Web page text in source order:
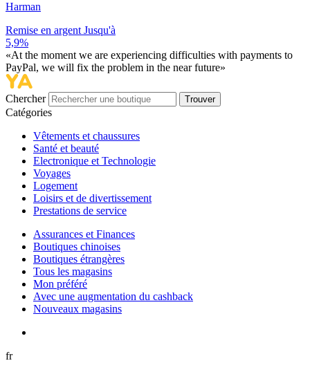
Harman
Remise en argent Jusqu'à
5,9%
«At the moment we are experiencing difficulties with payments to
PayPal, we will fix the problem in the near future»
Chercher Trouver
Catégories
Vêtements et chaussures
Santé et beauté
Electronique et Technologie
Voyages
Logement
Loisirs et de divertissement
Prestations de service
Assurances et Finances
Boutiques chinoises
Boutiques étrangères
Tous les magasins
Mon préféré
Avec une augmentation du cashback
Nouveaux magasins
fr